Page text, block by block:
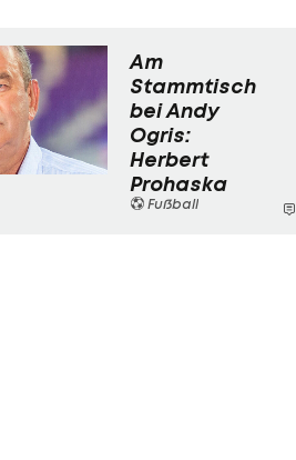
Am
Stammtisch
bei Andy
Ogris:
Herbert
Prohaska
Fußball